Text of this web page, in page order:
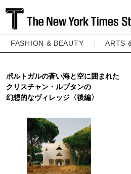
FASHION & BEAUTY ARTS
ポルトガルの蒼い海と空に囲まれた
クリスチャン・ルブタンの
幻想的なヴィレッジ〈後編〉